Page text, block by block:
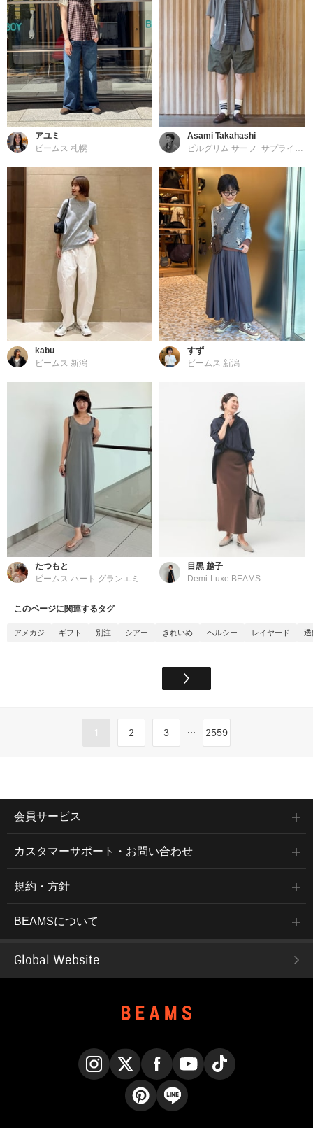
アユミ
ビームス 札幌
Asami Takahashi
kabu
ビームス 新潟
すず
ビームス 新潟
たつもと
ビームス ハート グランエミオ所沢
目黒 越子
Demi-Luxe BEAMS
このページに関連するタグ
アメカジ ギフト 別注 シアー きれいめ ヘルシー レイヤード 透
1 2 3 ... 2559
会員サービス
カスタマーサポート・お問い合わせ
規約・方針
BEAMSについて
Global Website